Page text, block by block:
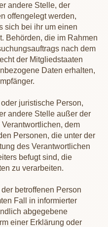
andere Stelle, der
offengelegt werden,
sich bei ihr um einen
Behörden, die im Rahmen
nach dem
der Mitgliedstaaten
Daten erhalten,
juristische Person,
andere Stelle außer der
dem
Personen, die unter der
des Verantwortlichen
befugt sind, die
zu verarbeiten.
betroffenen Person
Fall in informierter
abgegebene
einer Erklärung oder